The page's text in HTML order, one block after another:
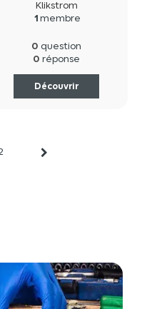
Klikstrom
1 membre
0 question
0 réponse
Découvrir